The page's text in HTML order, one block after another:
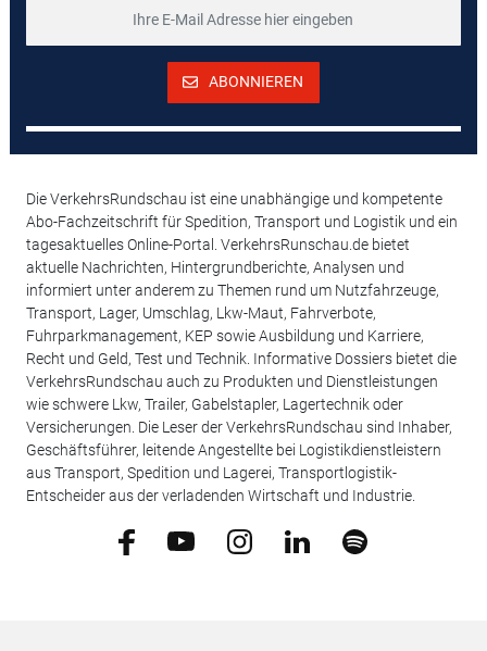
ABONNIEREN
Die VerkehrsRundschau ist eine unabhängige und kompetente
Abo-Fachzeitschrift für Spedition, Transport und Logistik und ein
tagesaktuelles Online-Portal. VerkehrsRunschau.de bietet
aktuelle Nachrichten, Hintergrundberichte, Analysen und
informiert unter anderem zu Themen rund um Nutzfahrzeuge,
Transport, Lager, Umschlag, Lkw-Maut, Fahrverbote,
Fuhrparkmanagement, KEP sowie Ausbildung und Karriere,
Recht und Geld, Test und Technik. Informative Dossiers bietet die
VerkehrsRundschau auch zu Produkten und Dienstleistungen
wie schwere Lkw, Trailer, Gabelstapler, Lagertechnik oder
Versicherungen. Die Leser der VerkehrsRundschau sind Inhaber,
Geschäftsführer, leitende Angestellte bei Logistikdienstleistern
aus Transport, Spedition und Lagerei, Transportlogistik-
Entscheider aus der verladenden Wirtschaft und Industrie.